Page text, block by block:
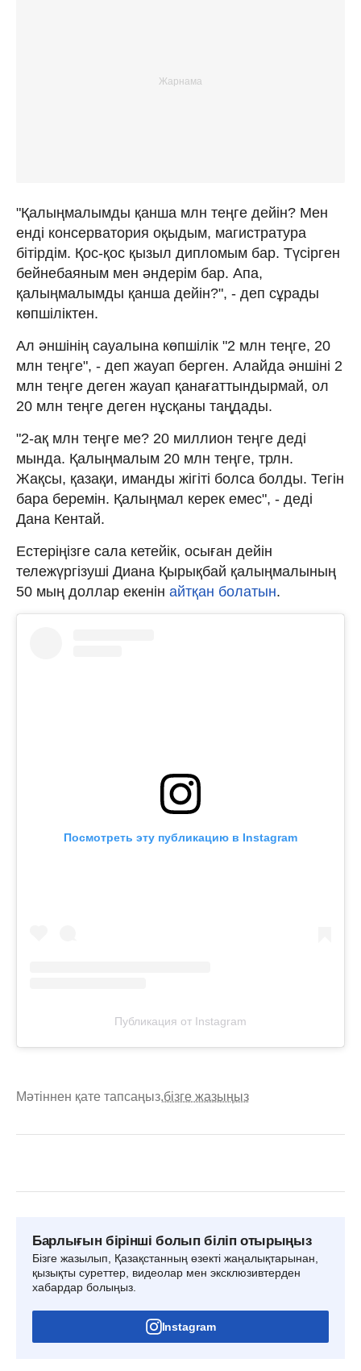
"Қалыңмалымды қанша млн теңге дейін? Мен
енді консерватория оқыдым, магистратура
бітірдім. Қос-қос қызыл дипломым бар. Түсірген
бейнебаяным мен әндерім бар. Апа,
қалыңмалымды қанша дейін?", - деп сұрады
көпшіліктен.
Ал әншінің сауалына көпшілік "2 млн теңге, 20
млн теңге", - деп жауап берген. Алайда әншіні 2
млн теңге деген жауап қанағаттындырмай, ол
20 млн теңге деген нұсқаны таңдады.
"2-ақ млн теңге ме? 20 миллион теңге деді
мында. Қалыңмалым 20 млн теңге, трлн.
Жақсы, қазақи, иманды жігіті болса болды. Тегін
бара беремін. Қалыңмал керек емес", - деді
Дана Кентай.
Естеріңізге сала кетейік, осыған дейін
тележүргізуші Диана Қырықбай қалыңмалының
50 мың доллар екенін айтқан болатын.
Посмотреть эту публикацию в Instagram
Публикация от Instagram
Мәтіннен қате тапсаңыз,бізге жазыңыз
Барлығын бірінші болып біліп отырыңыз
Бізге жазылып, Қазақстанның өзекті жаңалықтарынан,
қызықты суреттер, видеолар мен эксклюзивтерден
хабардар болыңыз.
Instagram